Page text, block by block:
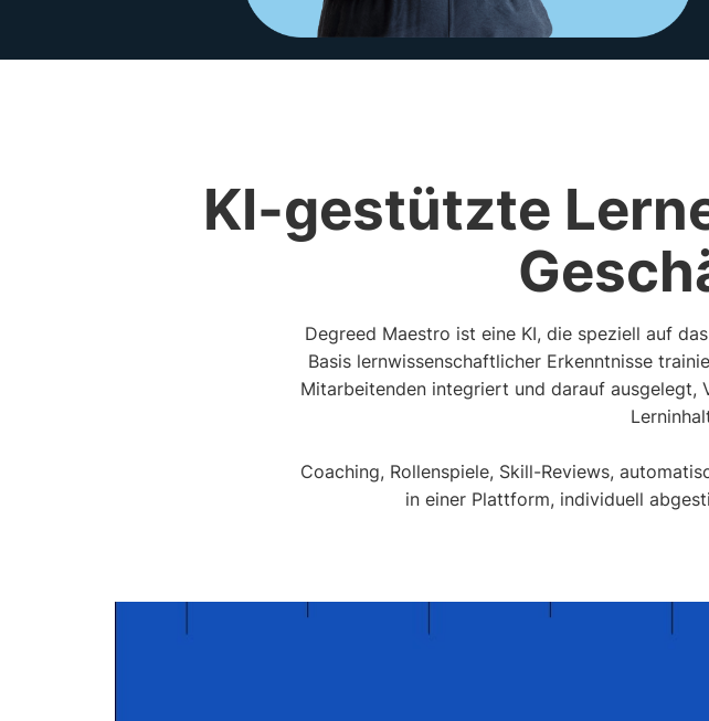
KI-gestützte
Degreed Maestro ist eine KI, die speziell auf
Basis lernwissenschaftlicher Erkenntnisse
Mitarbeitenden integriert und darauf ausgelegt,
Coaching, Rollenspiele, Skill-Reviews,
in einer Plattform, individuell